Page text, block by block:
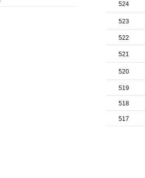
524
523
522
521
520
519
518
517